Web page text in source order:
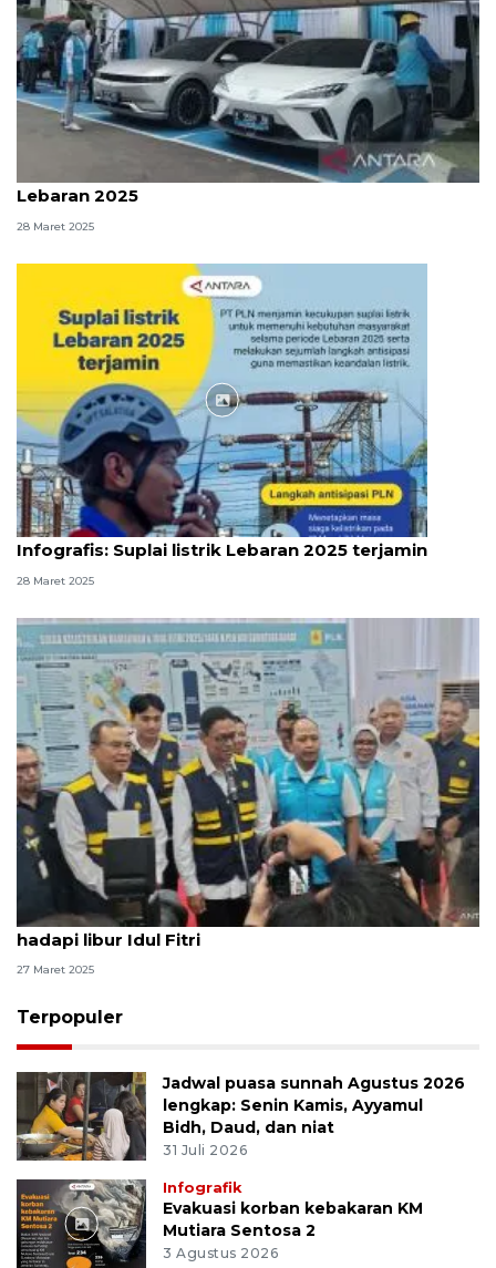
PLN siagakan 12 SPKLU Mobile selama arus mudik
Lebaran 2025
28 Maret 2025
Infografik
Infografis: Suplai listrik Lebaran 2025 terjamin
28 Maret 2025
Wamen ESDM: PLN siapkan lima kali lipat SPKLU
hadapi libur Idul Fitri
27 Maret 2025
Terpopuler
Jadwal puasa sunnah Agustus 2026
lengkap: Senin Kamis, Ayyamul
Bidh, Daud, dan niat
31 Juli 2026
Infografik
Evakuasi korban kebakaran KM
Mutiara Sentosa 2
3 Agustus 2026